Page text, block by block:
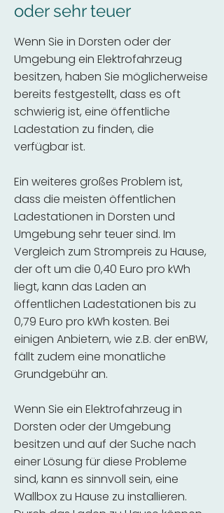
oder sehr teuer
Wenn Sie in Dorsten oder der
Umgebung ein Elektrofahrzeug
besitzen, haben Sie möglicherweise
bereits festgestellt, dass es oft
schwierig ist, eine öffentliche
Ladestation zu finden, die
verfügbar ist.
Ein weiteres großes Problem ist,
dass die meisten öffentlichen
Ladestationen in Dorsten und
Umgebung sehr teuer sind. Im
Vergleich zum Strompreis zu Hause,
der oft um die 0,40 Euro pro kWh
liegt, kann das Laden an
öffentlichen Ladestationen bis zu
0,79 Euro pro kWh kosten. Bei
einigen Anbietern, wie z.B. der enBW,
fällt zudem eine monatliche
Grundgebühr an.
Wenn Sie ein Elektrofahrzeug in
Dorsten oder der Umgebung
besitzen und auf der Suche nach
einer Lösung für diese Probleme
sind, kann es sinnvoll sein, eine
Wallbox zu Hause zu installieren.